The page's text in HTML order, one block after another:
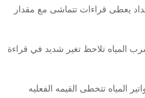
يعطى قراءات تتماشى مع مقدار
المياه تلاحظ تغير شديد في قراءة
المياه تتخطى القيمه الفعليه